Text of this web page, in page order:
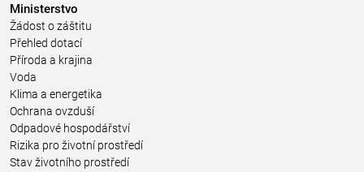
Ministerstvo
Žádost o záštitu
Přehled dotací
Příroda a krajina
Voda
Klima a energetika
Ochrana ovzduší
Odpadové hospodářství
Rizika pro životní prostředí
Stav životního prostředí